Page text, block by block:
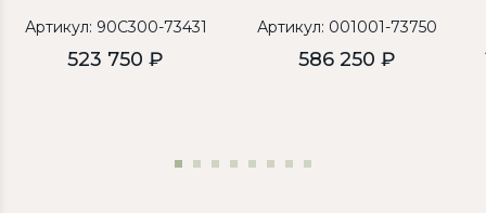
Артикул: 90C300-73431
523 750 ₽
Артикул: 001001-73750
586 250 ₽